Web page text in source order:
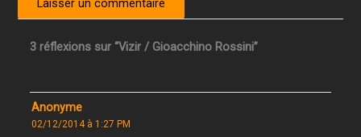
3 réflexions sur “Vizir / Gioacchino Rossini”
Anonyme
02/12/2014 à 1:27 PM